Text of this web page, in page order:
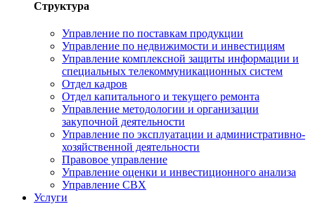
Структура
Управление по поставкам продукции
Управление по недвижимости и инвестициям
Управление комплексной защиты информации и
специальных телекоммуникационных систем
Отдел кадров
Отдел капитального и текущего ремонта
Управление методологии и организации
закупочной деятельности
Управление по эксплуатации и административно-
хозяйственной деятельности
Правовое управление
Управление оценки и инвестиционного анализа
Управление СВХ
Услуги